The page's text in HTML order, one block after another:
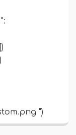
")